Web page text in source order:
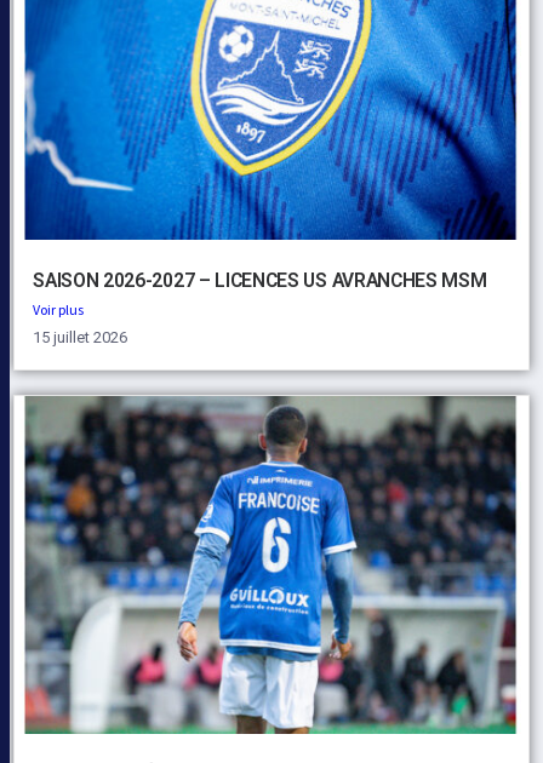
SAISON 2026-2027 – LICENCES US AVRANCHES MSM
Voir plus
15 juillet 2026